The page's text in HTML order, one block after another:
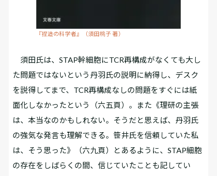
『捏造の科学者』（須田桃子 著）
須田氏は、STAP幹細胞にTCR再構成がなくても大し
た問題ではないという丹羽氏の説明に納得し、デスク
を説得してまで、TCR再構成なしの問題をすぐには紙
面化しなかったという（六五頁）。また《理研の主張
は、本当なのかもしれない。そうだと思えば、丹羽氏
の強気な発言も理解できる。笹井氏を信頼していた私
は、そう思った》（六九頁）とあるように、STAP細胞
の存在をしばらくの間、信じていたことも記してい